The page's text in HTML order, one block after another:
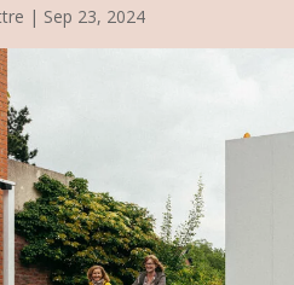
| Sep 23, 2024